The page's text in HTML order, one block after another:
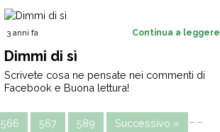
3 anni fa Continua a leggere
Dimmi di sì
Scrivete cosa ne pensate nei commenti di
Facebook e Buona lettura!
566 567 589 Successivo »